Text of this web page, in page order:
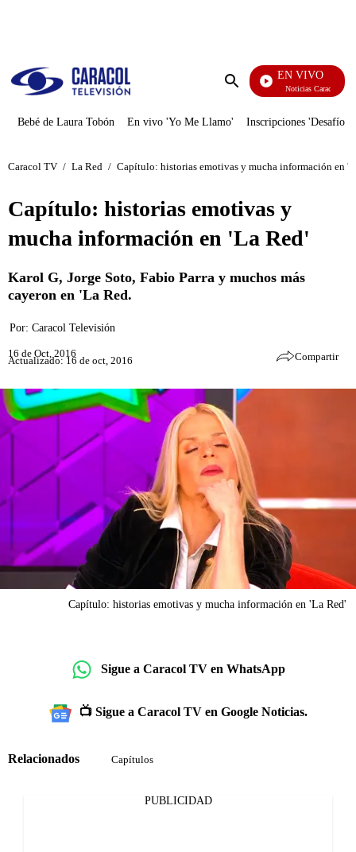
Enviar
EN VIVO
Noticias Caracol
Bebé de Laura Tobón En vivo 'Yo Me Llamo' Inscripciones 'Desafío'
Caracol TV / La Red / Capítulo: historias emotivas y mucha información en
Capítulo: historias emotivas y
mucha información en 'La Red'
Karol G, Jorge Soto, Fabio Parra y muchos más
cayeron en 'La Red.
Por: Caracol Televisión
16 de Oct, 2016
Actualizado: 16 de oct, 2016 Compartir
Capítulo: historias emotivas y mucha información en 'La Red'
Sigue a Caracol TV en WhatsApp
📺 Sigue a Caracol TV en Google Noticias.
Relacionados Capítulos
PUBLICIDAD